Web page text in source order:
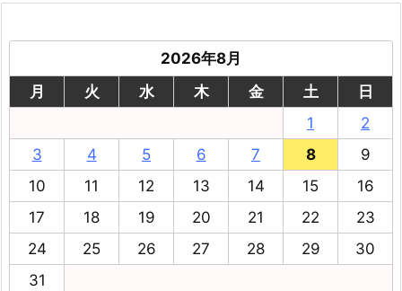
2026年8月
月
火 水 木 金 土
日
1
2
3
4 5 6 7 8
9
10
11 12 13 14 15
16
17
18 19 20 21 22
23
24
25 26 27 28 29
30
31